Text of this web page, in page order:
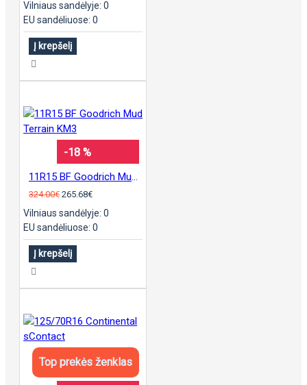
Vilniaus sandėlyje: 0
EU sandėliuose: 0
Į krepšelį
-18 %
324.00€ 265.68€
Vilniaus sandėlyje: 0
EU sandėliuose: 0
Į krepšelį
Top prekės ženklas